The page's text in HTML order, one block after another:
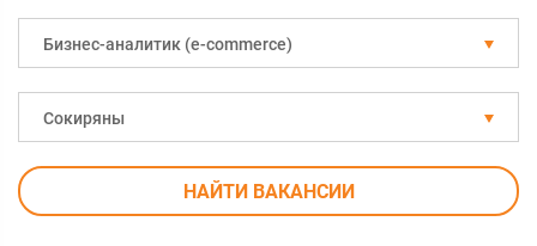
Бизнес-аналитик (e-commerce)
Сокиряны
НАЙТИ ВАКАНСИИ